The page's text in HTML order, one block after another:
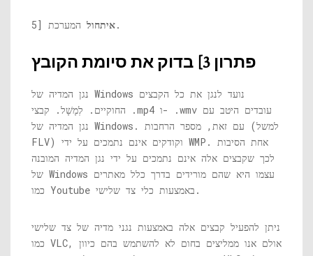
5] איתחולהמערכת.
פתרון 3] בדוק את סיומת הקובץ
נגן המדיה של Windows נועד לנגן את כל הקבצים
החוקיים. לְמָשָׁל. קבצי .mp4 ו- .wmv עובדים היטב עם
נגן המדיה של Windows. עם זאת, מספר הרחבות (למשל
FLV) וקודקים אינם נתמכים על ידי WMP. אחת הסיבות
לכך שקבצים אלה אינם נתמכים על ידי נגן המדיה המובנה
של Windows עצמו היא שהם מורידים בדרך כלל מאתרים
כמו Youtube באמצעות כלי צד שלישי.
ניתן להפעיל קבצים אלה באמצעות נגני מדיה של צד שלישי
כמו VLC, אולם אנו ממליצים בחום לא להשתמש בהם כיוון